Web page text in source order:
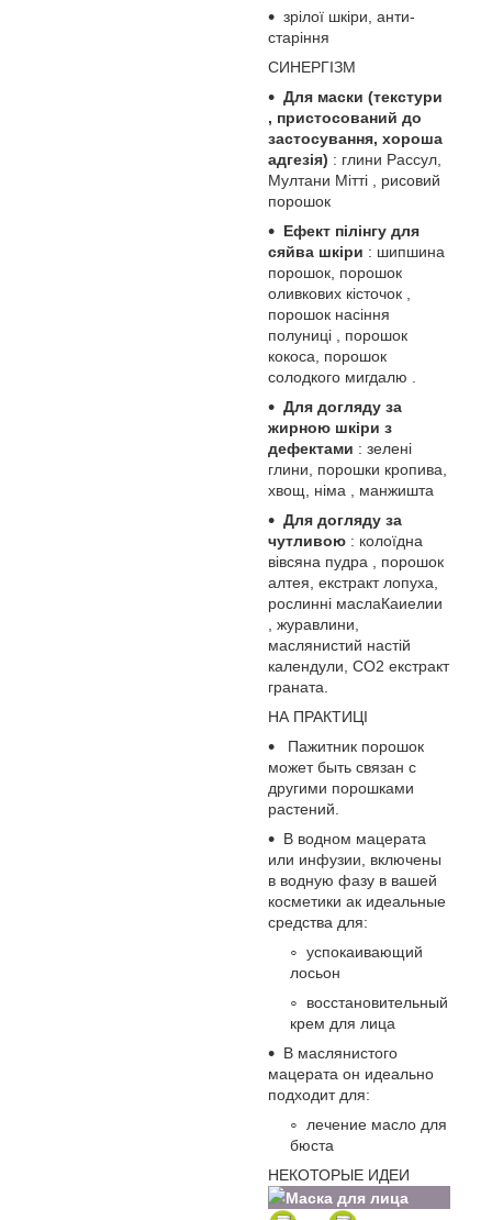
зрілої шкіри, анти-
старіння
СИНЕРГІЗМ
Для маски (текстури
, пристосований до
застосування, хороша
адгезія) : глини Рассул,
Мултани Мітті , рисовий
порошок
Ефект пілінгу для
сяйва шкіри : шипшина
порошок, порошок
оливкових кісточок ,
порошок насіння
полуниці , порошок
кокоса, порошок
солодкого мигдалю .
Для догляду за
жирною шкіри з
дефектами : зелені
глини, порошки кропива,
хвощ, німа , манжишта
Для догляду за
чутливою : колоїдна
вівсяна пудра , порошок
алтея, екстракт лопуха,
рослинні маслаКаиелии
, журавлини,
маслянистий настій
календули, СО2 екстракт
граната.
НА ПРАКТИЦІ
Пажитник порошок
может быть связан с
другими порошками
растений.
В водном мацерата
или инфузии, включены
в водную фазу в вашей
косметики ак идеальные
средства для:
успокаивающий
лосьон
восстановительный
крем для лица
В маслянистого
мацерата он идеально
подходит для:
лечение масло для
бюста
НЕКОТОРЫЕ ИДЕИ
Маска для лица